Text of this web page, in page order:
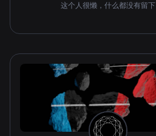
这个人很懒，什么都没有留下